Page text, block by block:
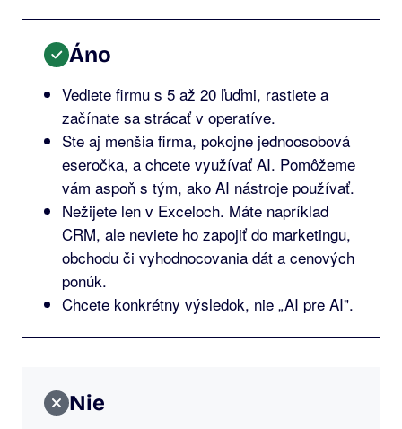
Áno
Vediete firmu s 5 až 20 ľuďmi, rastiete a
začínate sa strácať v operatíve.
Ste aj menšia firma, pokojne jednoosobová
eseročka, a chcete využívať AI. Pomôžeme
vám aspoň s tým, ako AI nástroje používať.
Nežijete len v Exceloch. Máte napríklad
CRM, ale neviete ho zapojiť do marketingu,
obchodu či vyhodnocovania dát a cenových
ponúk.
Chcete konkrétny výsledok, nie „AI pre AI".
Nie